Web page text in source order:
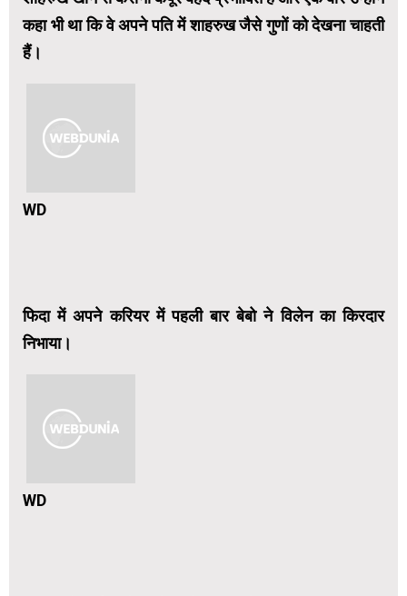
कहा भी था कि वे अपने पति में शाहरुख जैसे गुणों को देखना चाहती
हैं।
WD
फिदा में अपने करियर में पहली बार बेबो ने विलेन का किरदार
निभाया।
WD